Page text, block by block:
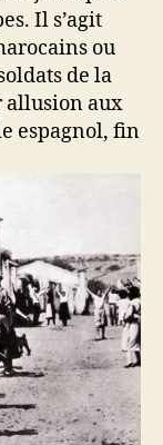
Il s’agit
ou
de la
allusion aux
espagnol, fin